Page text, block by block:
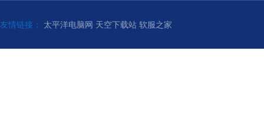
友情链接： 太平洋电脑网 天空下载站 软服之家